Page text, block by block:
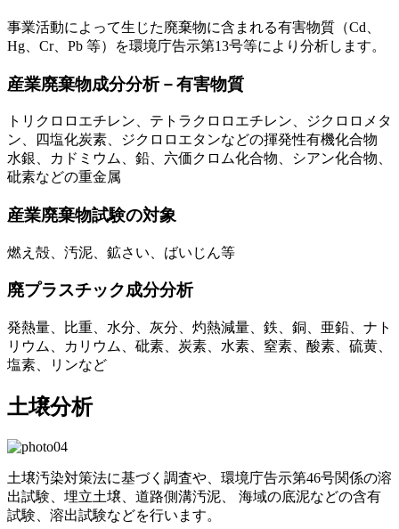
事業活動によって生じた廃棄物に含まれる有害物質（Cd、
Hg、Cr、Pb 等）を環境庁告示第13号等により分析します。
産業廃棄物成分分析－有害物質
トリクロロエチレン、テトラクロロエチレン、ジクロロメタ
ン、四塩化炭素、ジクロロエタンなどの揮発性有機化合物
水銀、カドミウム、鉛、六価クロム化合物、シアン化合物、
砒素などの重金属
産業廃棄物試験の対象
燃え殻、汚泥、鉱さい、ばいじん等
廃プラスチック成分分析
発熱量、比重、水分、灰分、灼熱減量、鉄、銅、亜鉛、ナト
リウム、カリウム、砒素、炭素、水素、窒素、酸素、硫黄、
塩素、リンなど
土壌分析
土壌汚染対策法に基づく調査や、環境庁告示第46号関係の溶
出試験、埋立土壌、道路側溝汚泥、 海域の底泥などの含有
試験、溶出試験などを行います。